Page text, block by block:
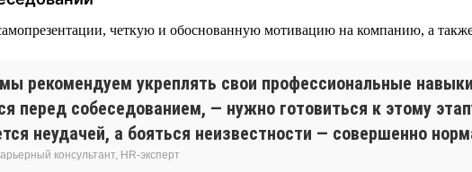
четкую и обоснованную мотивацию на компанию, а
рекомендуем укреплять свои профессиональные
перед собеседованием, — нужно готовиться к этому
неудачей, а бояться неизвестности — совершенно
консультант, HR-эксперт